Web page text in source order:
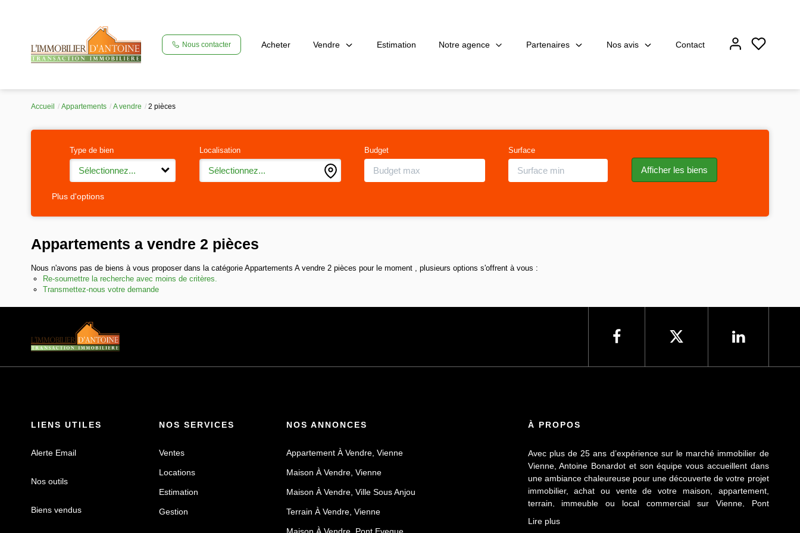
Nous contacter Acheter Vendre Estimation Notre agence Partenaires Nos avis Contact
Accueil Appartements A vendre 2 pièces
Type de bien
Sélectionnez...
Localisation
Sélectionnez...
Budget Surface
Plus d'options
Appartements a vendre 2 pièces
Nous n'avons pas de biens à vous proposer dans la catégorie Appartements A vendre 2 pièces pour le moment , plusieurs options s'offrent à vous :
Re-soumettre la recherche avec moins de critères.
Transmettez-nous votre demande
LIENS UTILES
Alerte Email
Nos outils
Biens vendus
NOS SERVICES
Ventes
Locations
Estimation
Gestion
NOS ANNONCES
Appartement À Vendre, Vienne
Maison À Vendre, Vienne
Maison À Vendre, Ville Sous Anjou
Terrain À Vendre, Vienne
À PROPOS
Avec plus de 25 ans d’expérience sur le marché immobilier de
Vienne, Antoine Bonardot et son équipe vous accueillent dans
une ambiance chaleureuse pour une découverte de votre projet
immobilier, achat ou vente de votre maison, appartement,
terrain, immeuble ou local commercial sur Vienne, Pont
viennoise. Attachée au respect déontologique de notre
Lire plus